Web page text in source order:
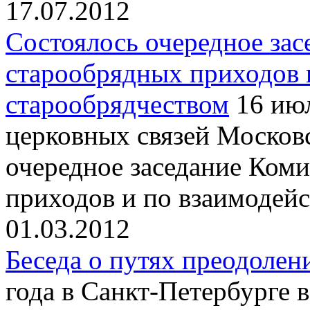
17.07.2012
Cостоялось очередное
старообрядных
старообрядчеством 16
церковных связей
очередное заседание
приходов и по
01.03.2012
Беседа о путях
года в Санкт-Петербурге